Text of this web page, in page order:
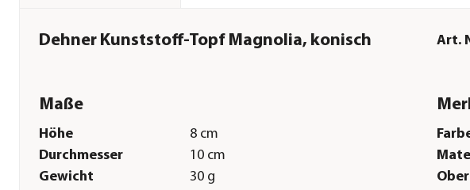
Dehner Kunststoff-Topf Magnolia, konisch Art.
Maße
Höhe
8 cm
Durchmesser
10 cm
Gewicht
30 g